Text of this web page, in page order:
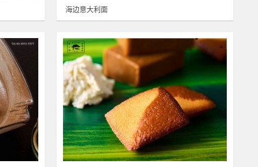
海边意大利面